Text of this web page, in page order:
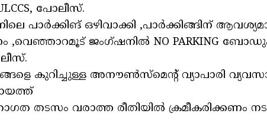
പോലീസ്.
പാർക്കിങ് ഒഴിവാക്കി ,പാർക്കിങ്ങിന്
,വെഞ്ഞാറമൂട് ജംഗ്ഷനിൽ NO PARKING
കുറിച്ചുള്ള അനൗൺസ്‌മെന്റ് വ്യാപാരി
തടസം വരാത്ത രീതിയിൽ ക്രമീകരിക്കണം